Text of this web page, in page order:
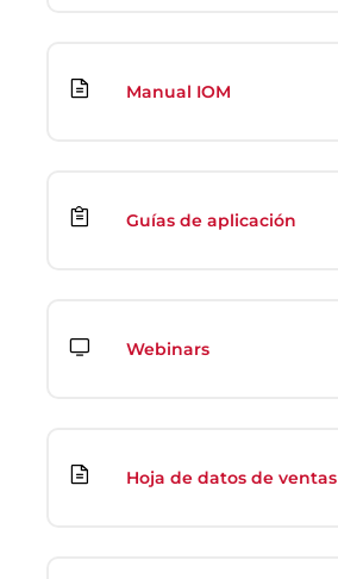
Manual IOM
Guías de aplicación
Webinars
Hoja de datos de ventas